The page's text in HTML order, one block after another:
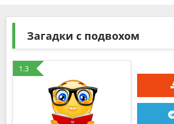
Загадки с подвохом
1.3